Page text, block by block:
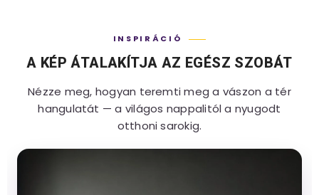
INSPIRÁCIÓ
A KÉP ÁTALAKÍTJA AZ EGÉSZ SZOBÁT
Nézze meg, hogyan teremti meg a vászon a tér
hangulatát — a világos nappalitól a nyugodt
otthoni sarokig.